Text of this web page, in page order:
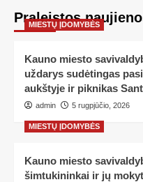
Praleistos
MIESTŲ ĮDOMYBĖS
Kauno miesto
uždarys sudėtingas
aukštyje ir piknikas
admin 5 rugpjūčio, 2026
MIESTŲ ĮDOMYBĖS
Kauno miesto
šimtukininkai ir jų